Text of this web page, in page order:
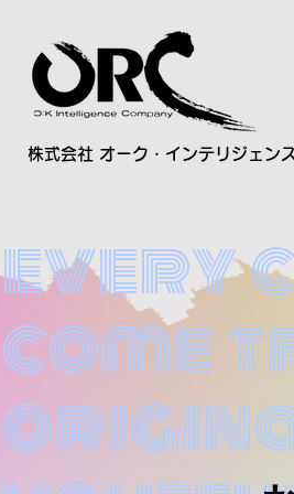
株式会社 オーク・インテリジェンス
every
come